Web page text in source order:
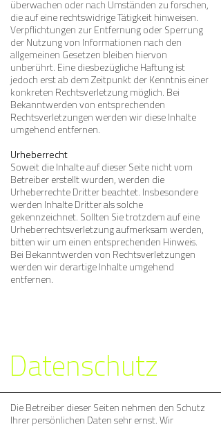
überwachen oder nach Umständen zu forschen,
die auf eine rechtswidrige Tätigkeit hinweisen.
Verpflichtungen zur Entfernung oder Sperrung
der Nutzung von Informationen nach den
allgemeinen Gesetzen bleiben hiervon
unberührt. Eine diesbezügliche Haftung ist
jedoch erst ab dem Zeitpunkt der Kenntnis einer
konkreten Rechtsverletzung möglich. Bei
Bekanntwerden von entsprechenden
Rechtsverletzungen werden wir diese Inhalte
umgehend entfernen.
Urheberrecht
Soweit die Inhalte auf dieser Seite nicht vom
Betreiber erstellt wurden, werden die
Urheberrechte Dritter beachtet. Insbesondere
werden Inhalte Dritter als solche
gekennzeichnet. Sollten Sie trotzdem auf eine
Urheberrechtsverletzung aufmerksam werden,
bitten wir um einen entsprechenden Hinweis.
Bei Bekanntwerden von Rechtsverletzungen
werden wir derartige Inhalte umgehend
entfernen.
Datenschutz
Die Betreiber dieser Seiten nehmen den Schutz
Ihrer persönlichen Daten sehr ernst. Wir